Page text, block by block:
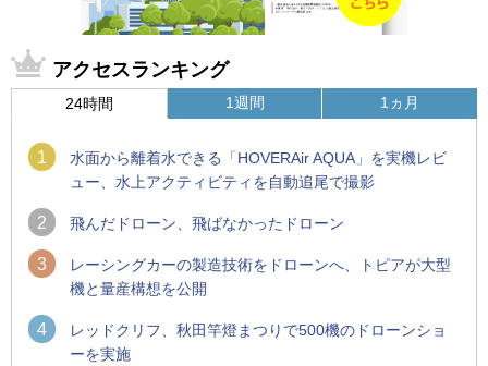
アクセスランキング
24時間
1
水面から離着水できる「HOVERAir AQUA」を実機レビ
ュー、水上アクティビティを自動追尾で撮影
2 飛んだドローン、飛ばなかったドローン
3
レーシングカーの製造技術をドローンへ、トピアが大型
機と量産構想を公開
4
レッドクリフ、秋田竿燈まつりで500機のドローンショ
ーを実施
1週間 1ヵ月